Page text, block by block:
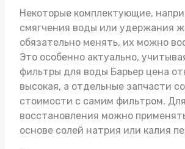
Некоторые комплектующие,
смягчения воды или удержания
обязательно менять, их можно
Это особенно актуально,
фильтры для воды Барьер цена
высокая, а отдельные запчасти
стоимости с самим фильтром. Для
восстановления можно
основе солей натрия или калия